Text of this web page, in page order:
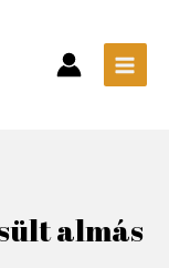
almás